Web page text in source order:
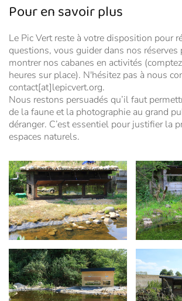
Pour en savoir plus
Le Pic Vert reste à votre disposition pour
questions, vous guider dans nos réserves
montrer nos cabanes en activités
heures sur place). N'hésitez pas à nous
contact[at]lepicvert.org.
Nous restons persuadés qu’il faut
de la faune et la photographie au grand
déranger. C’est essentiel pour justifier la
espaces naturels.
Agrandir
Agrandir